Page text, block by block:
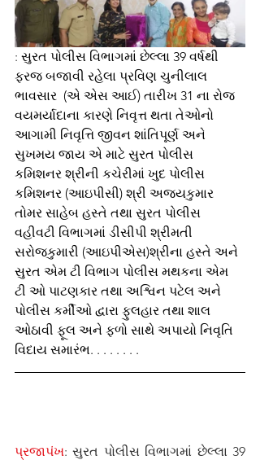
: સુરત પોલીસ વિભાગમાં છેલ્લા 39 વર્ષથી
ફરજ બજાવી રહેલા પ્રવિણ ચુનીલાલ
ભાવસાર  (એ એસ આઈ) તારીખ 31 ના રોજ
વયમર્યાદાના કારણે નિવૃત્ત થતા તેઓનો
આગામી નિવૃત્તિ જીવન શાંતિપૂર્ણ અને
સુખમય જાય એ માટે સુરત પોલીસ
કમિશનર શ્રીની કચેરીમાં ખુદ પોલીસ
કમિશનર (આઇપીસી) શ્રી અજયકુમાર
તોમર સાહેબ હસ્તે તથા સુરત પોલીસ
વહીવટી વિભાગમાં ડીસીપી શ્રીમતી
સરોજકુમારી (આઇપીએસ)શ્રીના હસ્તે અને
સુરત એમ ટી વિભાગ પોલીસ મથકના એમ
ટી ઓ પાટણકાર તથા અશ્વિન પટેલ અને
પોલીસ કર્મીઓ દ્વારા ફુલહાર તથા શાલ
ઓઠાવી ફૂલ અને ફળો સાથે અપાયો નિવૃતિ
વિદાય સમારંભ. . . . . . . .
પ્રજાપંખ: સુરત પોલીસ વિભાગમાં છેલ્લા 39